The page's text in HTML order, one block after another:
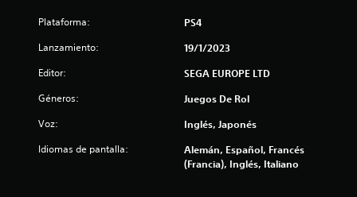
Plataforma: PS4
Lanzamiento: 19/1/2023
Editor: SEGA EUROPE LTD
Géneros: Juegos De Rol
Voz: Inglés, Japonés
Idiomas de pantalla:
Alemán, Español, Francés
(Francia), Inglés, Italiano